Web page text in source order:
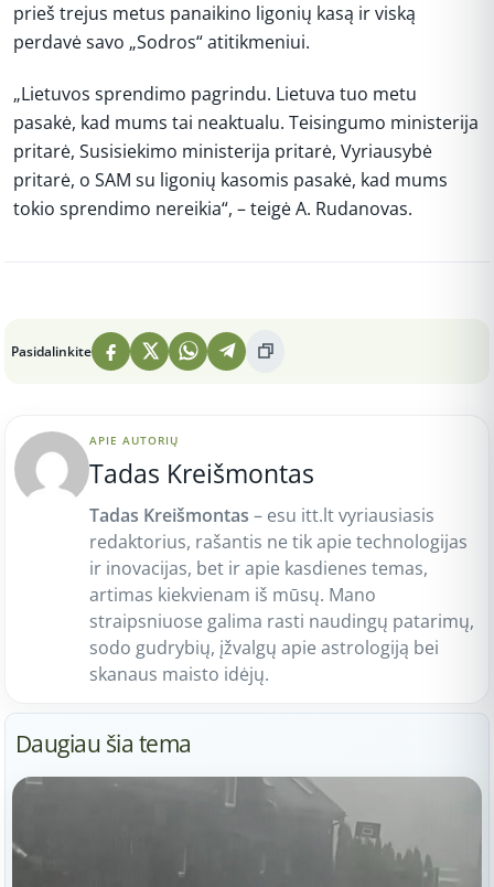
prieš trejus metus panaikino ligonių kasą ir viską
perdavė savo „Sodros“ atitikmeniui.
„Lietuvos sprendimo pagrindu. Lietuva tuo metu
pasakė, kad mums tai neaktualu. Teisingumo ministerija
pritarė, Susisiekimo ministerija pritarė, Vyriausybė
pritarė, o SAM su ligonių kasomis pasakė, kad mums
tokio sprendimo nereikia“, – teigė A. Rudanovas.
Pasidalinkite
APIE AUTORIŲ
Tadas Kreišmontas
Tadas Kreišmontas – esu itt.lt vyriausiasis
redaktorius, rašantis ne tik apie technologijas
ir inovacijas, bet ir apie kasdienes temas,
artimas kiekvienam iš mūsų. Mano
straipsniuose galima rasti naudingų patarimų,
sodo gudrybių, įžvalgų apie astrologiją bei
skanaus maisto idėjų.
Daugiau šia tema